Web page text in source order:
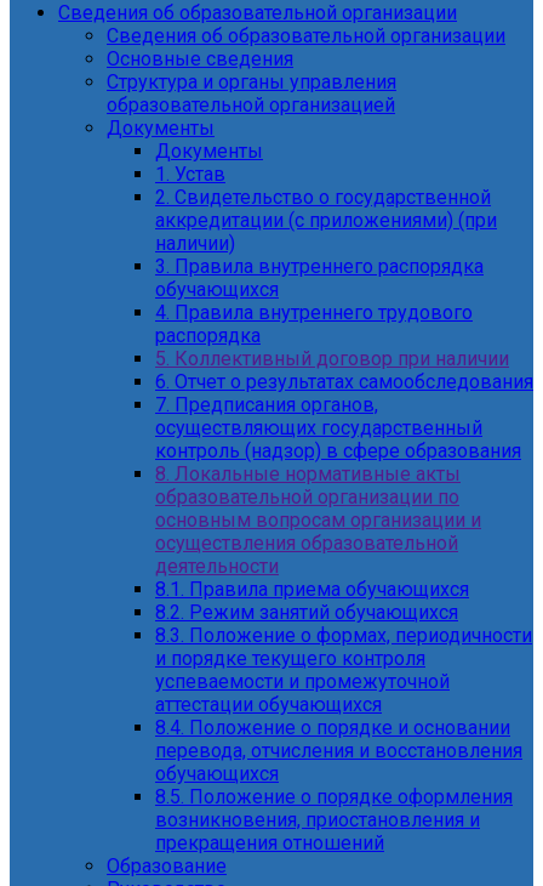
Сведения об образовательной организации
Сведения об образовательной организации
Основные сведения
Структура и органы управления
образовательной организацией
Документы
Документы
1. Устав
2. Свидетельство о государственной
аккредитации (с приложениями) (при
наличии)
3. Правила внутреннего распорядка
обучающихся
4. Правила внутреннего трудового
распорядка
5. Коллективный договор при наличии
6. Отчет о результатах самообследования
7. Предписания органов,
осуществляющих государственный
контроль (надзор) в сфере образования
8. Локальные нормативные акты
образовательной организации по
основным вопросам организации и
осуществления образовательной
деятельности
8.1. Правила приема обучающихся
8.2. Режим занятий обучающихся
8.3. Положение о формах, периодичности
и порядке текущего контроля
успеваемости и промежуточной
аттестации обучающихся
8.4. Положение о порядке и основании
перевода, отчисления и восстановления
обучающихся
8.5. Положение о порядке оформления
возникновения, приостановления и
прекращения отношений
Образование